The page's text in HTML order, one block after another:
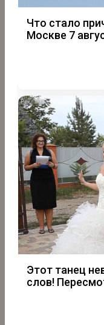
Что стало
Москве 7
Этот танец
слов!